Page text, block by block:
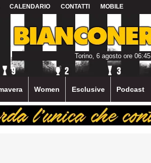
CALENDARIO CONTATTI MOBILE
Torino, 6 agosto ore 06:45
Women Esclusive Podcast